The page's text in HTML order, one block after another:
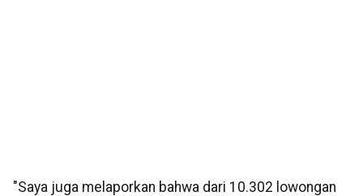
"Saya juga melaporkan bahwa dari 10.302 lowongan